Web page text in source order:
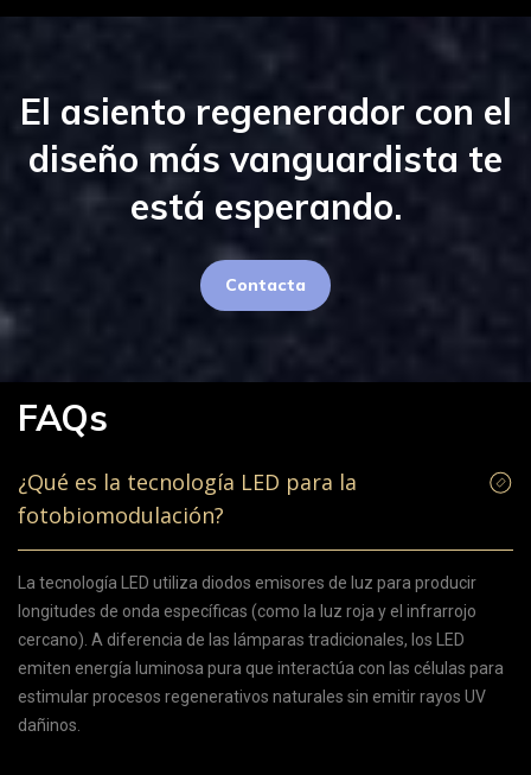
El asiento regenerador con el
diseño más vanguardista te
está esperando.
Contacta
FAQs
¿Qué es la tecnología LED para la
fotobiomodulación?
La tecnología LED utiliza diodos emisores de luz para producir
longitudes de onda específicas (como la luz roja y el infrarrojo
cercano). A diferencia de las lámparas tradicionales, los LED
emiten energía luminosa pura que interactúa con las células para
estimular procesos regenerativos naturales sin emitir rayos UV
dañinos.